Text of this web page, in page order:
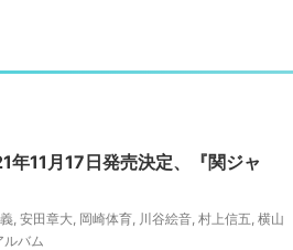
11月17日発売決定、『関ジャ
, 安田章大, 岡崎体育, 川谷絵音, 村上信五, 横山
バム